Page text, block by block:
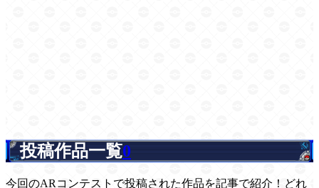
投稿作品一覧0
今回のARコンテストで投稿された作品を記事で紹介！どれ